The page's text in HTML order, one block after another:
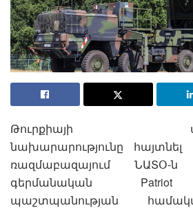
Թուրքիայի
նախարարությունը հայտնել
ռազմաբազայում ՆԱՏՕ-
գերմանական Patriot
պաշտպանության